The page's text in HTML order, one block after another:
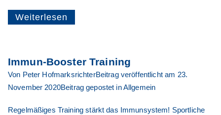
Weiterlesen
Immun-Booster Training
Von Peter HofmarksrichterBeitrag veröffentlicht am 23.
November 2020Beitrag gepostet inAllgemein
Regelmäßiges Training stärkt das Immunsystem! Sportliche